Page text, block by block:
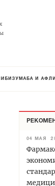
ДЛЯ ЛЕЧЕНИЯ
04 МАЯ